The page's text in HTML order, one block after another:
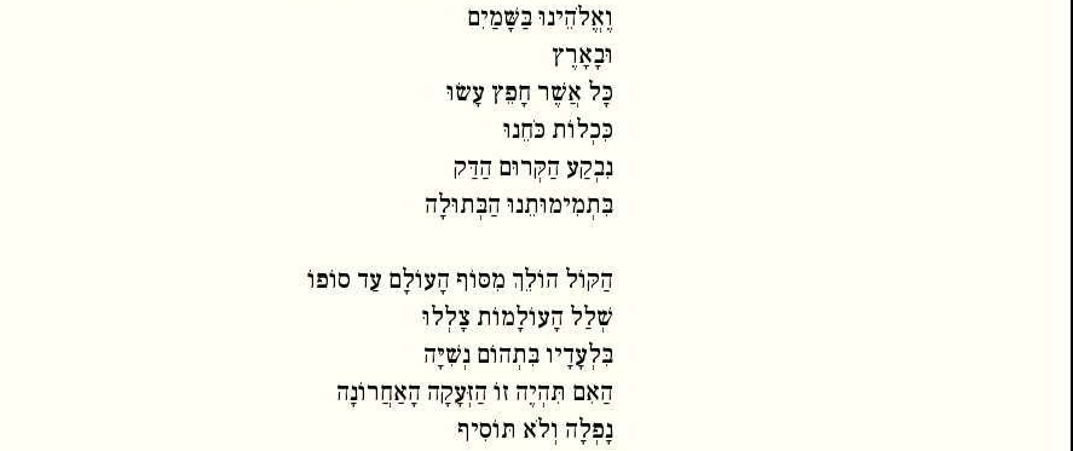
וֶאֱלֹהֵינוּ בַּשָּׁמַיִם
וּבָאָרֶץ
כָּל אֲשֶׁר חָפֵץ עָשׂוּ
כִּכְלוֹת כֹּחֵנוּ
נִבְקַע הַקְּרוּם הַדַּק
בִּתְמִימוּתֵנוּ הַבְּתוּלָה
הַקּוֹל הוֹלֵךְ מִסּוֹף הָעוֹלָם עַד סוֹפוֹ
שְׁלַל הָעוֹלָמוֹת צָלְלוּ
בִּלְעָדָיו בִּתְהוֹם נְשִׁיָּה
הַאִם תִּהְיֶה זוֹ הַזְּעָקָה הָאַחֲרוֹנָה
נָפְלָה וְלֹא תּוֹסִיף